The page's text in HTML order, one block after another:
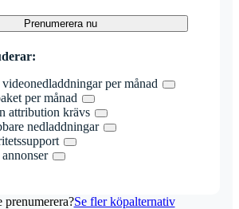
Prenumerera nu
per månad
per månad
attribution krävs
nedladdningar
Se fler köpalternativ